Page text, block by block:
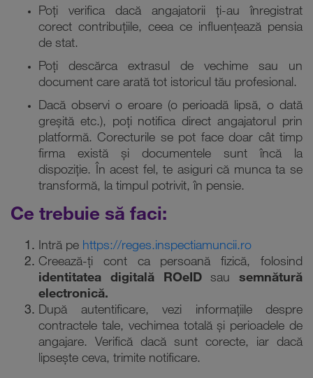
Poți verifica dacă angajatorii ți-au înregistrat
corect contribuțiile, ceea ce influențează pensia
de stat.
Poți descărca extrasul de vechime sau un
document care arată tot istoricul tău profesional.
Dacă observi o eroare (o perioadă lipsă, o dată
greșită etc.), poți notifica direct angajatorul prin
platformă. Corecturile se pot face doar cât timp
firma există și documentele sunt încă la
dispoziție. În acest fel, te asiguri că munca ta se
transformă, la timpul potrivit, în pensie.
Ce trebuie să faci:
Intră pe https://reges.inspectiamuncii.ro
Creează-ți cont ca persoană fizică, folosind
identitatea digitală ROeIDsau semnătură
electronică.
După autentificare, vezi informațiile despre
contractele tale, vechimea totală și perioadele de
angajare. Verifică dacă sunt corecte, iar dacă
lipsește ceva, trimite notificare.